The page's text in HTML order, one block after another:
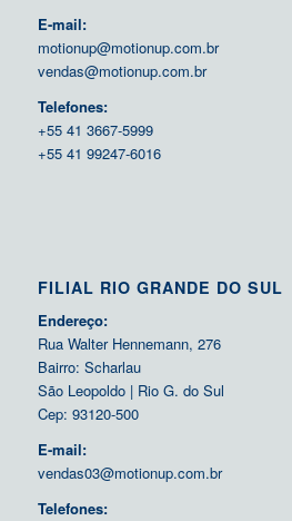
E-mail:
motionup@motionup.com.br
vendas@motionup.com.br
Telefones:
+55 41 3667-5999
+55 41 99247-6016
FILIAL RIO GRANDE DO SUL
Endereço:
Rua Walter Hennemann, 276
Bairro: Scharlau
São Leopoldo | Rio G. do Sul
Cep: 93120-500
E-mail:
vendas03@motionup.com.br
Telefones: